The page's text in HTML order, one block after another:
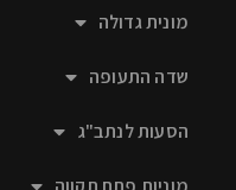
מונית גדולה
שדה התעופה
הסעות לנתב"ג